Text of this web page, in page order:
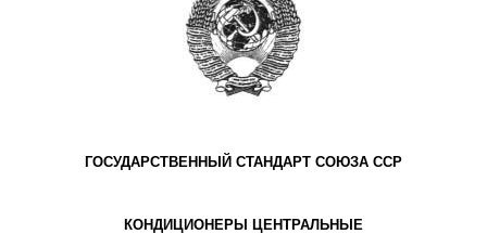
ГОСУДАРСТВЕННЫЙ СТАНДАРТ СОЮЗА ССР
КОНДИЦИОНЕРЫ ЦЕНТРАЛЬНЫЕ